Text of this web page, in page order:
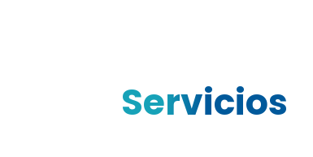
Servicios